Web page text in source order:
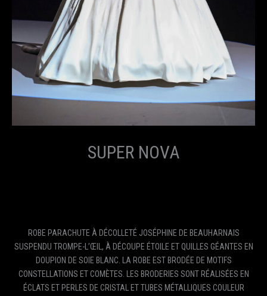
SUPER NOVA
ROBE PARACHUTE À DÉCOLLETÉ JOSÉPHINE DE BEAUHARNAIS
SUSPENDU TROMPE-L’ŒIL, À DÉCOUPE ÉTOILE ET QUILLES GÉANTES EN
DOUPION DE SOIE BLANC. LA ROBE EST BRODÉE DE MOTIFS
CONSTELLATIONS ET COMÈTES. LES BRODERIES SONT RÉALISÉES EN
ÉCLATS ET PERLES DE CRISTAL ET TUBES MÉTALLIQUES COULEUR